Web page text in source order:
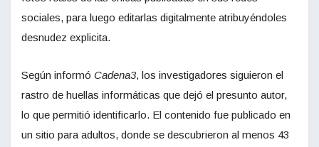
sociales, para luego editarlas digitalmente atribuyéndoles
desnudez explicita.
Según informó Cadena3, los investigadores siguieron el
rastro de huellas informáticas que dejó el presunto autor,
lo que permitió identificarlo. El contenido fue publicado en
un sitio para adultos, donde se descubrieron al menos 43